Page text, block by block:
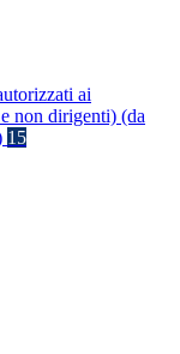
ai
non dirigenti) (da
15